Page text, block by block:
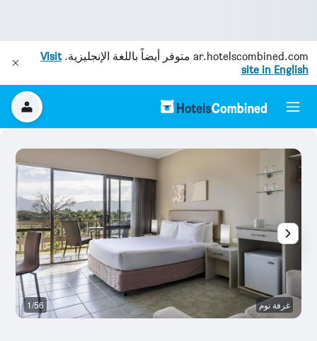
ar.hotelscombined.com متوفر أيضاً باللغة الإنجليزية.Visit
site in English
غرفة نوم 1/56